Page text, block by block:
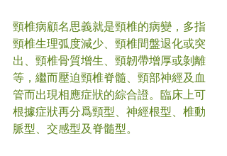
頸椎病顧名思義就是頸椎的病變，多指
頸椎生理弧度減少、頸椎間盤退化或突
出、頸椎骨質增生、頸韌帶增厚或剝離
等，繼而壓迫頸椎脊髓、頸部神經及血
管而出現相應症狀的綜合證。臨床上可
根據症狀再分爲頸型、神經根型、椎動
脈型、交感型及脊髓型。